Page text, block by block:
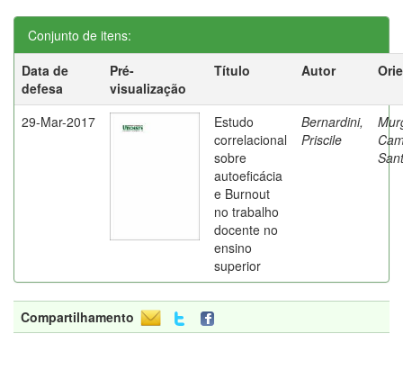
Conjunto de itens:
Data de
defesa
Pré-
visualização
Título Autor
29-Mar-2017
Estudo
correlacional
sobre
autoeficácia
e Burnout
no trabalho
docente no
ensino
superior
Bernardini,
Priscile
Compartilhamento